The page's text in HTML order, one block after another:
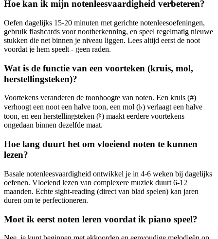
Hoe kan ik mijn notenleesvaardigheid verbeteren?
Oefen dagelijks 15-20 minuten met gerichte notenleesoefeningen,
gebruik flashcards voor nootherkenning, en speel regelmatig nieuwe
stukken die net binnen je niveau liggen. Lees altijd eerst de noot
voordat je hem speelt - geen raden.
Wat is de functie van een voorteken (kruis, mol,
herstellingsteken)?
Voortekens veranderen de toonhoogte van noten. Een kruis (#)
verhoogt een noot een halve toon, een mol (♭) verlaagt een halve
toon, en een herstellingsteken (♮) maakt eerdere voortekens
ongedaan binnen dezelfde maat.
Hoe lang duurt het om vloeiend noten te kunnen
lezen?
Basale notenleesvaardigheid ontwikkel je in 4-6 weken bij dagelijks
oefenen. Vloeiend lezen van complexere muziek duurt 6-12
maanden. Echte sight-reading (direct van blad spelen) kan jaren
duren om te perfectioneren.
Moet ik eerst noten leren voordat ik piano speel?